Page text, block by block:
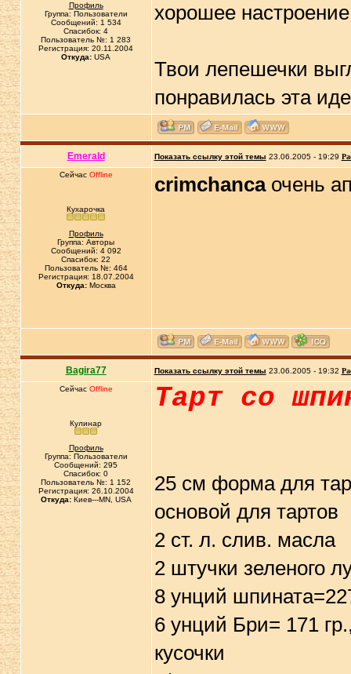
Профиль
Группа: Пользователи
Сообщений: 1 534
Спасибок: 4
Пользователь №: 1 283
Регистрация: 20.11.2004
Откуда: USA
хорошее
Твои лепешечки
понравилась эта
Emerald Показать ссылку этой темы 23.06.2005 - 19:29
Сейчас Offline
Кухарочка
Профиль
Группа: Авторы
Сообщений: 4 092
Спасибок: 22
Пользователь №: 464
Регистрация: 18.07.2004
Откуда:Москва
crimchancaочень
Bagira77 Показать ссылку этой темы 23.06.2005 - 19:32
Сейчас Offline
Кулинар
Профиль
Группа: Пользователи
Сообщений: 295
Спасибок: 0
Пользователь №: 1 152
Регистрация: 26.10.2004
Откуда:Киев---MN, USA
Тарт со
25 см форма для
основой для тартов
2 ст. л. слив. масла
2 штучки зеленого
8 унций
6 унций Бри= 171
кусочки